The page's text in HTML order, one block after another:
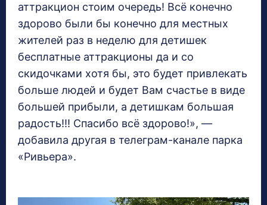
аттракцион стоим очередь! Всё конечно
здорово были бы конечно для местных
жителей раз в неделю для детишек
бесплатные аттракционы да и со
скидочками хотя бы, это будет привлекать
больше людей и будет Вам счастье в виде
большей прибыли, а детишкам большая
радость!!! Спасибо всё здорово!», —
добавила другая в телеграм-канале парка
«Ривьера».